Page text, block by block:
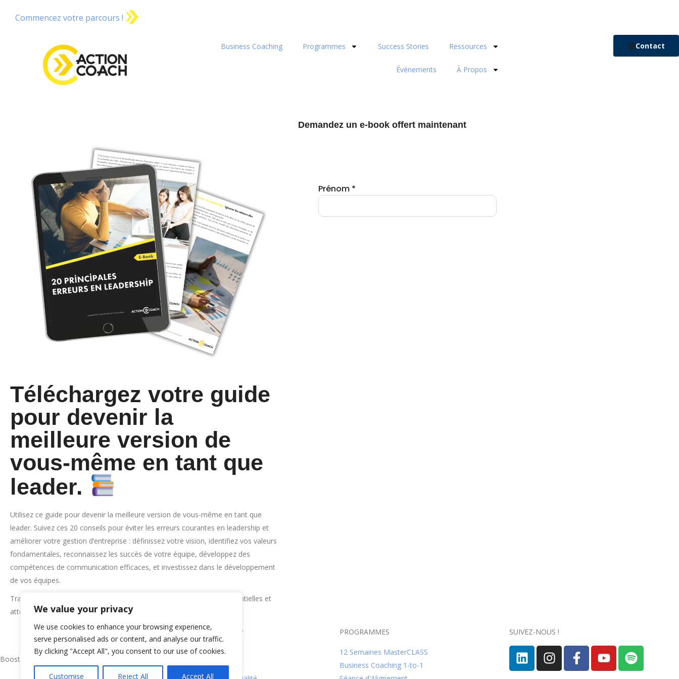
We value your privacy
We use cookies to enhance your browsing experience,
serve personalised ads or content, and analyse our traffic.
By clicking "Accept All", you consent to our use of cookies.
Customise Reject All Accept All
Commencez votre parcours !
Business Coaching Programmes Success Stories Ressources
Événements À Propos
Contact
Téléchargez votre guide
pour devenir la
meilleure version de
vous-même en tant que
leader.
Utilisez ce guide pour devenir la meilleure version de vous-même en tant que
leader. Suivez ces 20 conseils pour éviter les erreurs courantes en leadership et
améliorer votre gestion d’entreprise : définissez votre vision, identifiez vos valeurs
fondamentales, reconnaissez les succès de votre équipe, développez des
compétences de communication efficaces, et investissez dans le développement
de vos équipes.
Transformez votre approche du leadership en suivant ces étapes essentielles et
atteignez vos objectifs de manière structurée et stratégique.
Demandez un e-book offert maintenant
Booster l’Entreprise, Libérer l’Entrepreneur
QUI SOMMES-NOUS ?
Notre Histoire
L’équipe
PROGRAMMES
12 Semaines MasterCLASS
Business Coaching 1-to-1
SUIVEZ-NOUS !